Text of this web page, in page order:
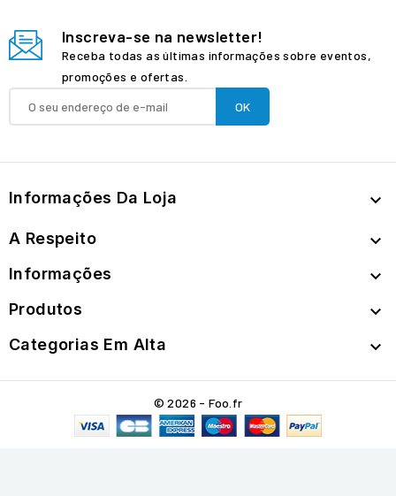
Inscreva-se na newsletter!
Receba todas as últimas informações sobre eventos,
promoções e ofertas.
Informações Da Loja 
A Respeito 
Informações 
Produtos 
Categorias Em Alta 
© 2026 - Foo.fr